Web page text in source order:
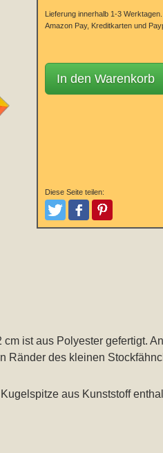
Lieferung innerhalb 1-3 Werktagen.
Amazon Pay, Kreditkarten und
In den Warenkorb
Diese Seite teilen:
TweetenPostenPinterest
cmist aus Polyester gefertigt.
Ränder des kleinen
aus Kunststoff